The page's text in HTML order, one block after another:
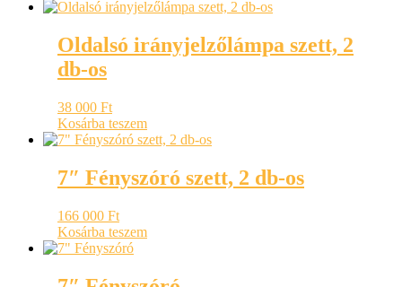
Oldalsó irányjelzőlámpa szett, 2
db-os
38 000 Ft
Kosárba teszem
7″ Fényszóró szett, 2 db-os
166 000 Ft
Kosárba teszem